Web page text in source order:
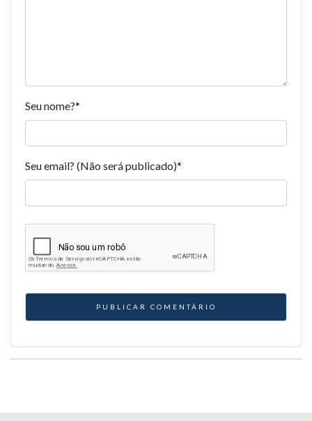
Seu nome?*
Seu email? (Não será publicado)*